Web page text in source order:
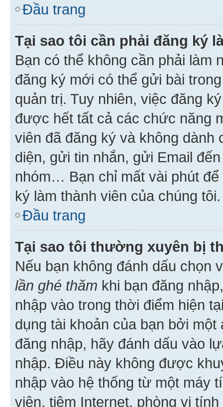
Đầu trang
Tại sao tôi cần phải đăng ký
Bạn có thể không cần phải làm
đăng ký mới có thể gửi bài
quản trị. Tuy nhiên, việc đăng
được hết tất cả các chức năng
viên đã đăng ký và không
diện, gửi tin nhắn, gửi Email
nhóm… Bạn chỉ mất vài phút
ký làm thành viên của chúng tôi.
Đầu trang
Tại sao tôi thường xuyên bị
Nếu bạn không đánh dấu chọn
lần ghé thăm khi bạn đăng
nhập vào trong thời điểm hiện
dụng tài khoản của bạn bởi
đăng nhập, hãy đánh dấu vào
nhập. Điều này không được
nhập vào hệ thống từ một máy
viện, tiệm Internet, phòng vi